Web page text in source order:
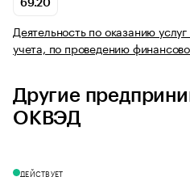
69.20
Деятельность по оказанию
учета, по проведению
Другие
ОКВЭД
ДЕЙСТВУЕТ